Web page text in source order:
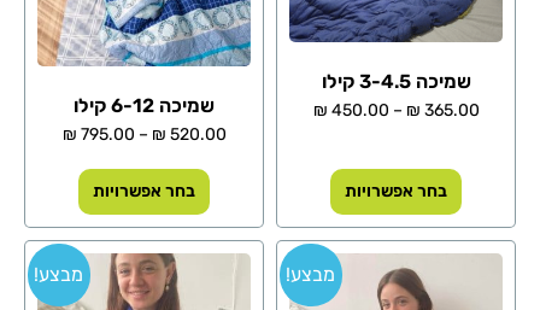
שמיכה 3-4.5 קילו
₪ 365.00
–
₪ 450.00
בחר אפשרויות
שמיכה 6-12 קילו
₪ 520.00
–
₪ 795.00
בחר אפשרויות
מבצע! מבצע!